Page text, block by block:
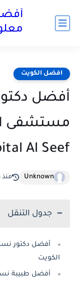
افضل الكويت
أفضل
مستشفى
Al Seef
Unknown منذ 3 سنة
جدول التنقل
أفضل دكتور
الكويت
أفضل طبيبة